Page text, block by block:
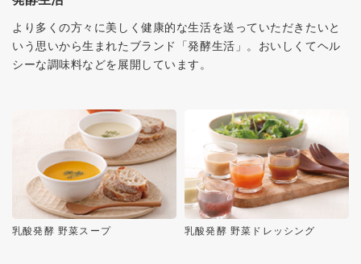
より多くの方々に美しく健康的な生活を送っていただきたいと
いう思いから生まれたブランド「発酵生活」。おいしくてヘル
シーな調味料などを展開しています。
乳酸発酵 野菜スープ 乳酸発酵 野菜ドレッシング